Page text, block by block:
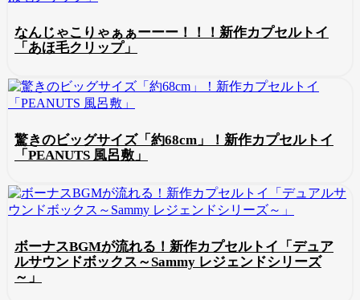
なんじゃこりゃぁぁーーー！！！新作カプセルトイ
「あほ毛クリップ」
驚きのビッグサイズ「約68cm」！新作カプセルトイ
「PEANUTS 風呂敷」
ボーナスBGMが流れる！新作カプセルトイ「デュア
ルサウンドボックス～Sammy レジェンドシリーズ
～」